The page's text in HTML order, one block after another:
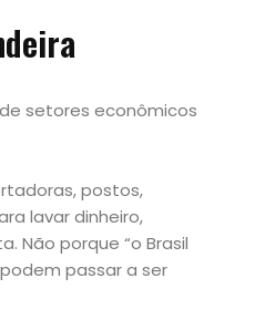
setores econômicos
postos,
lavar dinheiro,
Não porque “o Brasil
passar a ser